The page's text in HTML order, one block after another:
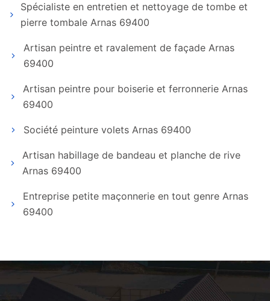
Spécialiste en entretien et nettoyage de tombe et
pierre tombale Arnas 69400
Artisan peintre et ravalement de façade Arnas
69400
Artisan peintre pour boiserie et ferronnerie Arnas
69400
Société peinture volets Arnas 69400
Artisan habillage de bandeau et planche de rive
Arnas 69400
Entreprise petite maçonnerie en tout genre Arnas
69400